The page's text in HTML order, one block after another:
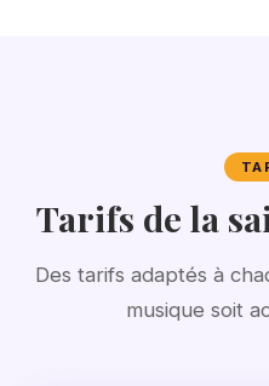
Tarifs de la
Des tarifs adaptés à
musique soit